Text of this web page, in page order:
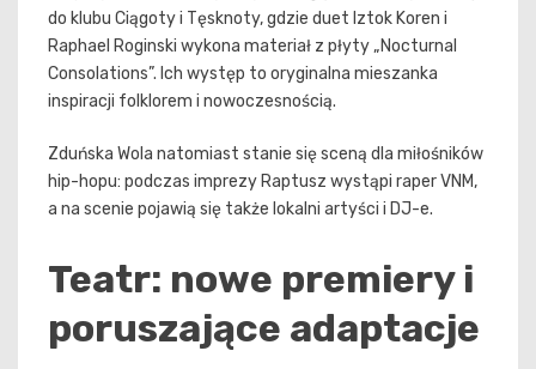
do klubu Ciągoty i Tęsknoty, gdzie duet Iztok Koren i
Raphael Roginski wykona materiał z płyty „Nocturnal
Consolations”. Ich występ to oryginalna mieszanka
inspiracji folklorem i nowoczesnością.
Zduńska Wola natomiast stanie się sceną dla miłośników
hip-hopu: podczas imprezy Raptusz wystąpi raper VNM,
a na scenie pojawią się także lokalni artyści i DJ-e.
Teatr: nowe premiery i
poruszające adaptacje